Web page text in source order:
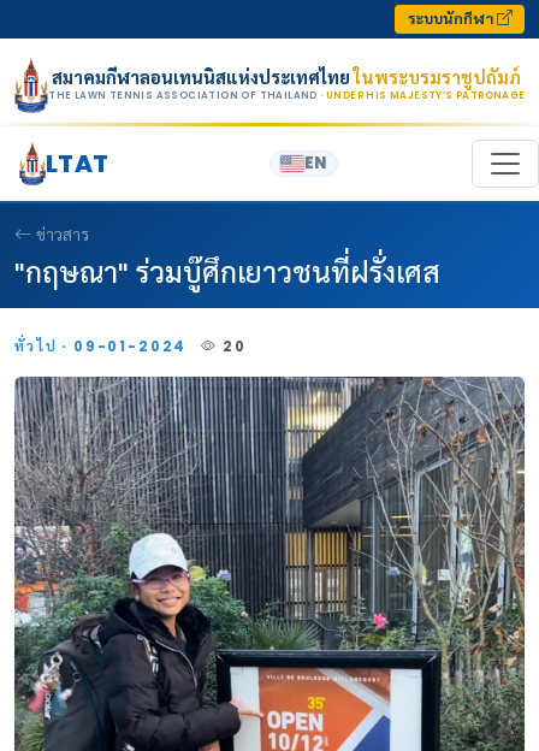
ระบบนักกีฬา
สมาคมกีฬาลอนเทนนิสแห่งประเทศไทยในพระบรมราชูปถัมภ์
THE LAWN TENNIS ASSOCIATION OF THAILAND · UNDER HIS MAJESTY’S PATRONAGE
LTAT EN
ข่าวสาร
"กฤษณา" ร่วมบู๊ศึกเยาวชนที่ฝรั่งเศส
ทั่วไป · 09-01-2024 20